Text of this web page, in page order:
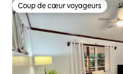
Coup de cœur voyageurs
Coup de cœur voyageurs